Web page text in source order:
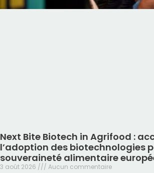
Next Bite Biotech in Agrifood :
l’adoption des biotechnologies
souveraineté alimentaire
3 août 2026
Aucun commentaire